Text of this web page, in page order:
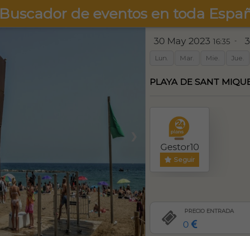
Buscador de eventos en toda
30 May 2023 16:35 -
Lun. Mar. Mie. Jue.
PLAYA DE SANT
Gestor10
Seguir
PRECIO ENTRADA
0